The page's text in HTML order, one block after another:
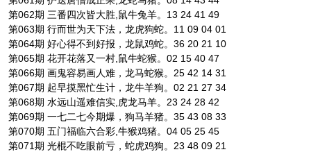
第062期 三番四次皆大胜,鼠牛兔羊。13 24 41 49
第063期 行而世为天下法，龙虎狗蛇。11 09 04 01
第064期 好心得不到好报，龙鼠鸡蛇。36 20 21 10
第065期 花开花落又一村,鼠牛蛇猴。02 15 40 47
第066期 画鬼容易画人难，龙马蛇猴。25 42 14 31
第067期 起早摸黑忙生计，龙牛羊狗。02 21 27 34
第068期 水远山遥难信实,虎龙马羊。23 24 28 42
第069期 一七二七今期爆，狗马羊猪。35 43 08 33
第070期 五门福临六合彩,牛猴鸡猪。04 05 25 45
第071期 光棍不吃眼前亏，蛇虎鸡狗。23 48 09 21